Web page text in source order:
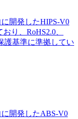
開発したHIPS-V0
り、RoHS2.0、
護基準に準拠してい
に開発したABS-V0